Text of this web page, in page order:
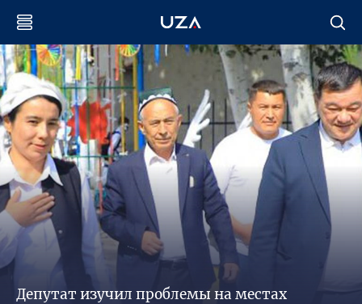
Депутат изучил проблемы на местах